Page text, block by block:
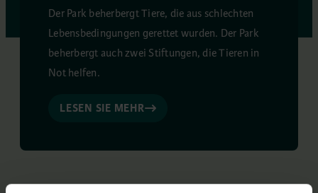
Der Park beherbergt Tiere, die aus schlechten
Lebensbedingungen gerettet wurden. Der Park
beherbergt auch zwei Stiftungen, die Tieren in
Not helfen.
LESEN SIE MEHR